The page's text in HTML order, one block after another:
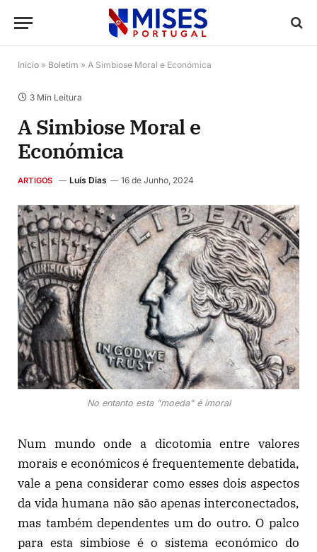
Início » Boletim » A Simbiose Moral e Económica
3 Min Leitura
A Simbiose Moral e
Económica
ARTIGOS Luís Dias 16 de Junho, 2024
No entanto esta "moeda" é imoral
Num mundo onde a dicotomia entre valores
morais e económicos é frequentemente debatida,
vale a pena considerar como esses dois aspectos
da vida humana não são apenas interconectados,
mas também dependentes um do outro. O palco
para esta simbiose é o sistema económico do